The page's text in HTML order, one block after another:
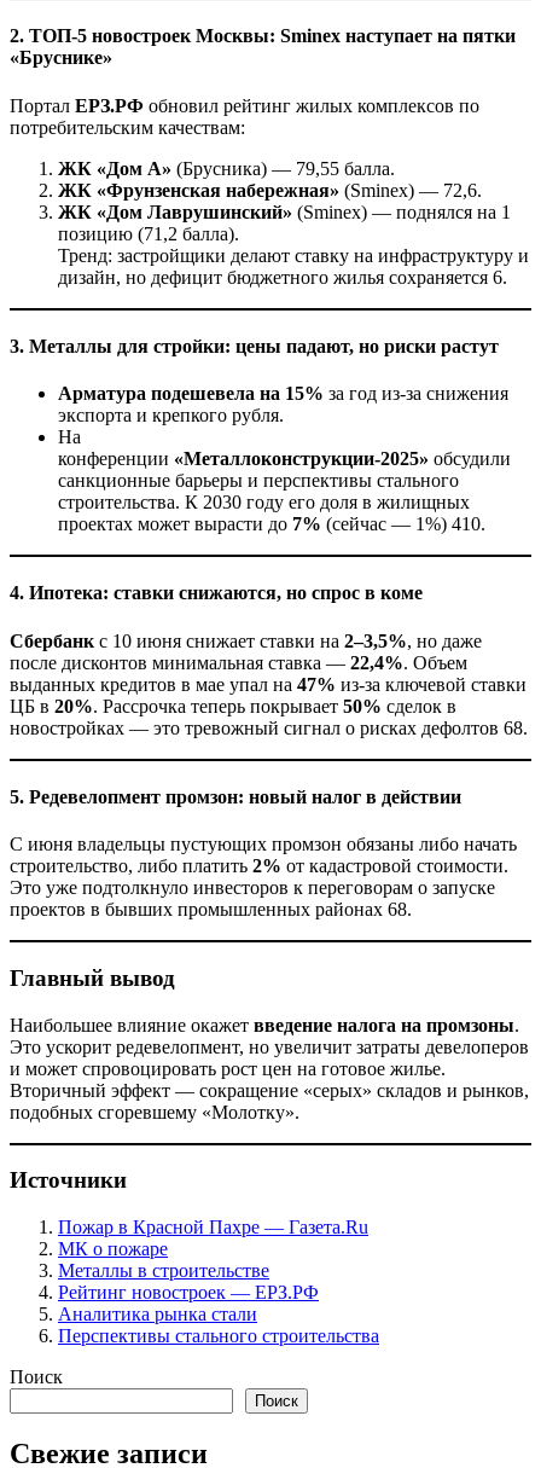
2. ТОП-5 новостроек Москвы: Sminex наступает на пятки
«Бруснике»
Портал ЕРЗ.РФ обновил рейтинг жилых комплексов по
потребительским качествам:
ЖК «Дом А» (Брусника) — 79,55 балла.
ЖК «Фрунзенская набережная» (Sminex) — 72,6.
ЖК «Дом Лаврушинский» (Sminex) — поднялся на 1
позицию (71,2 балла).
Тренд: застройщики делают ставку на инфраструктуру и
дизайн, но дефицит бюджетного жилья сохраняется 6.
3. Металлы для стройки: цены падают, но риски растут
Арматура подешевела на 15% за год из-за снижения
экспорта и крепкого рубля.
На
конференции «Металлоконструкции-2025» обсудили
санкционные барьеры и перспективы стального
строительства. К 2030 году его доля в жилищных
проектах может вырасти до 7% (сейчас — 1%) 410.
4. Ипотека: ставки снижаются, но спрос в коме
Сбербанк с 10 июня снижает ставки на 2–3,5%, но даже
после дисконтов минимальная ставка — 22,4%. Объем
выданных кредитов в мае упал на 47% из-за ключевой ставки
ЦБ в 20%. Рассрочка теперь покрывает 50% сделок в
новостройках — это тревожный сигнал о рисках дефолтов 68.
5. Редевелопмент промзон: новый налог в действии
С июня владельцы пустующих промзон обязаны либо начать
строительство, либо платить 2% от кадастровой стоимости.
Это уже подтолкнуло инвесторов к переговорам о запуске
проектов в бывших промышленных районах 68.
Главный вывод
Наибольшее влияние окажет введение налога на промзоны.
Это ускорит редевелопмент, но увеличит затраты девелоперов
и может спровоцировать рост цен на готовое жилье.
Вторичный эффект — сокращение «серых» складов и рынков,
подобных сгоревшему «Молотку».
Источники
Пожар в Красной Пахре — Газета.Ru
МК о пожаре
Металлы в строительстве
Рейтинг новостроек — ЕРЗ.РФ
Аналитика рынка стали
Перспективы стального строительства
Поиск
Поиск
Свежие записи